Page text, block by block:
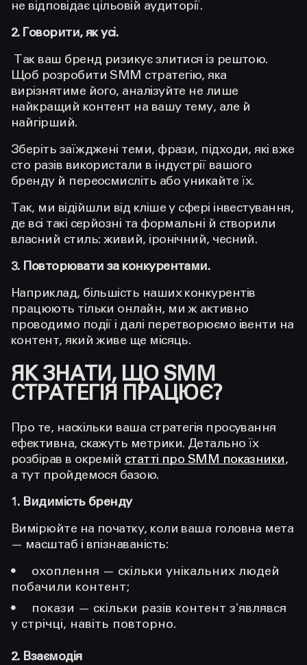
не відповідає цільовій аудиторії.
2. Говорити, як усі.
Так ваш бренд ризикує злитися із рештою.
Щоб розробити SMM стратегію, яка
вирізнятиме його, аналізуйте не лише
найкращий контент на вашу тему, але й
найгірший.
Зберіть заїжджені теми, фрази, підходи, які вже
сто разів використали в індустрії вашого
бренду й переосмисліть або уникайте їх.
Так, ми відійшли від кліше у сфері інвестування,
де всі такі серйозні та формальні й створили
власний стиль: живий, іронічний, чесний.
3. Повторювати за конкурентами.
Наприклад, більшість наших конкурентів
працюють тільки онлайн, ми ж активно
проводимо події і далі перетворюємо івенти на
контент, який живе ще місяць.
ЯК ЗНАТИ, ЩО SMM
СТРАТЕГІЯ ПРАЦЮЄ?
Про те, наскільки ваша стратегія просування
ефективна, скажуть метрики. Детально їх
розбірав в окремій статті про SMM показники,
а тут пройдемося базою.
1. Видимість бренду
Вимірюйте на початку, коли ваша головна мета
— масштаб і впізнаваність:
охоплення — скільки унікальних людей
побачили контент;
покази — скільки разів контент зʼявлявся
у стрічці, навіть повторно.
2. Взаємодія